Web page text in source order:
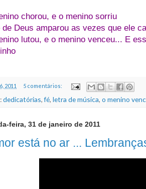
chorou, e o menino sorriu
de Deus amparou as vezes que ele
lutou, e o menino venceu... E
2011 5 comentários:
dedicatórias,fé, letra de música, o menino
feira, 31 de janeiro de 2011
está no ar ...